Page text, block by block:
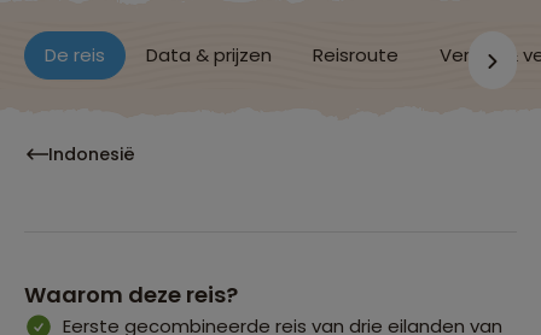
De reis Data & prijzen Reisroute Verblijf &
Indonesië
Waarom deze reis?
Eerste gecombineerde reis van drie eilanden van